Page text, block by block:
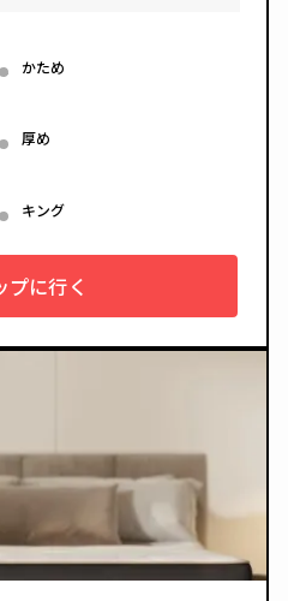
。清潔さと快適さの両方を追求
かため
4
厚め
5
キング
6
プに行く